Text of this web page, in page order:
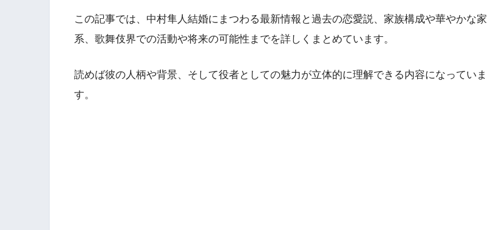
この記事では、中村隼人結婚にまつわる最新情報と過去の恋愛説、家族構成や華やかな家
系、歌舞伎界での活動や将来の可能性までを詳しくまとめています。
読めば彼の人柄や背景、そして役者としての魅力が立体的に理解できる内容になっていま
す。